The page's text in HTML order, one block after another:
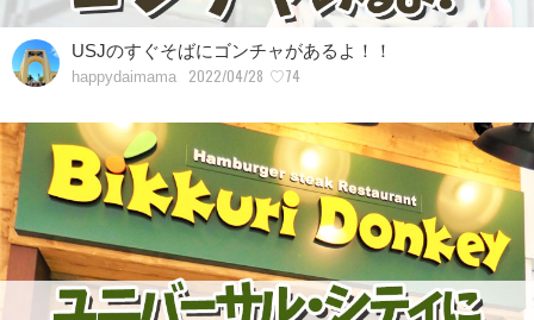
USJのすぐそばにゴンチャがあるよ！！
happydaimama 2022/04/28 ♡74